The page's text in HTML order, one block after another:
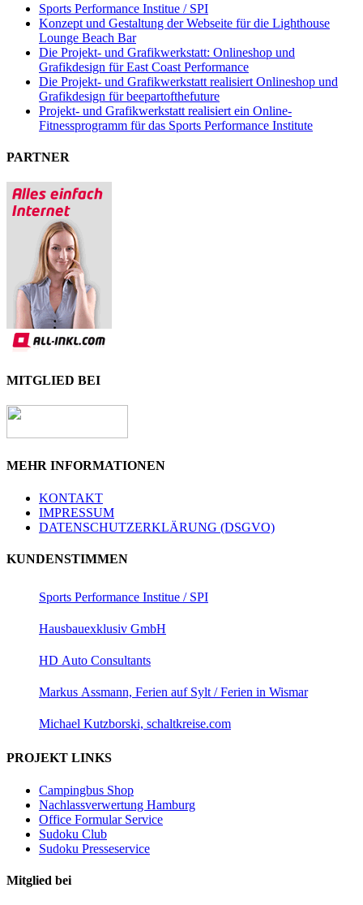
Sports Performance Institue / SPI
Konzept und Gestaltung der Webseite für die Lighthouse
Lounge Beach Bar
Die Projekt- und Grafikwerkstatt: Onlineshop und
Grafikdesign für East Coast Performance
Die Projekt- und Grafikwerkstatt realisiert Onlineshop und
Grafikdesign für beepartofthefuture
Projekt- und Grafikwerkstatt realisiert ein Online-
Fitnessprogramm für das Sports Performance Institute
PARTNER
MITGLIED BEI
MEHR INFORMATIONEN
KONTAKT
IMPRESSUM
DATENSCHUTZERKLÄRUNG (DSGVO)
KUNDENSTIMMEN
Sports Performance Institue / SPI
Hausbauexklusiv GmbH
HD Auto Consultants
Markus Assmann, Ferien auf Sylt / Ferien in Wismar
Michael Kutzborski, schaltkreise.com
PROJEKT LINKS
Campingbus Shop
Nachlassverwertung Hamburg
Office Formular Service
Sudoku Club
Sudoku Presseservice
Mitglied bei